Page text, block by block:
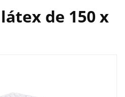
de 150 x